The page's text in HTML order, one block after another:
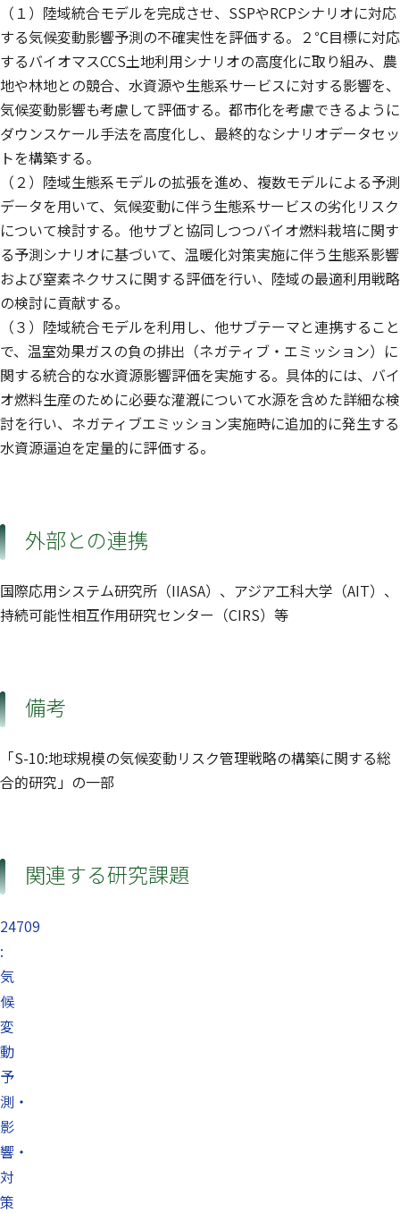
（１）陸域統合モデルを完成させ、SSPやRCPシナリオに対応
する気候変動影響予測の不確実性を評価する。２℃目標に対応
するバイオマスCCS土地利用シナリオの高度化に取り組み、農
地や林地との競合、水資源や生態系サービスに対する影響を、
気候変動影響も考慮して評価する。都市化を考慮できるように
ダウンスケール手法を高度化し、最終的なシナリオデータセッ
トを構築する。
（２）陸域生態系モデルの拡張を進め、複数モデルによる予測
データを用いて、気候変動に伴う生態系サービスの劣化リスク
について検討する。他サブと協同しつつバイオ燃料栽培に関す
る予測シナリオに基づいて、温暖化対策実施に伴う生態系影響
および窒素ネクサスに関する評価を行い、陸域の最適利用戦略
の検討に貢献する。
（３）陸域統合モデルを利用し、他サブテーマと連携すること
で、温室効果ガスの負の排出（ネガティブ・エミッション）に
関する統合的な水資源影響評価を実施する。具体的には、バイ
オ燃料生産のために必要な灌漑について水源を含めた詳細な検
討を行い、ネガティブエミッション実施時に追加的に発生する
水資源逼迫を定量的に評価する。
外部との連携
国際応用システム研究所（IIASA）、アジア工科大学（AIT）、
持続可能性相互作用研究センター（CIRS）等
備考
「S-10:地球規模の気候変動リスク管理戦略の構築に関する総
合的研究」の一部
関連する研究課題
24709
:
気
候
変
動
予
測・
影
響・
対
策